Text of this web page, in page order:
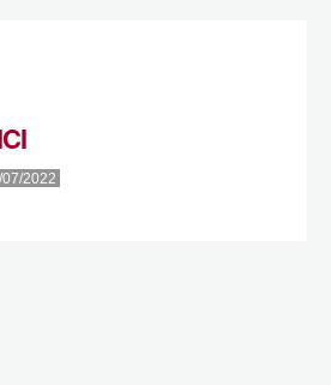
2022